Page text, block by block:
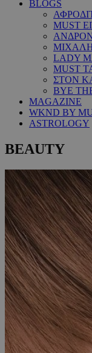
BLOGS
MUST
LADY
MUST
ΣΤΟΝ
BYE
MAGAZINE
WKND BY
ASTROLOGY
BEAUTY